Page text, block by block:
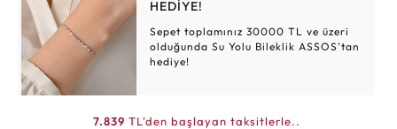
HEDİYE!
Sepet toplamınız 30000 TL ve üzeri
olduğunda Su Yolu Bileklik ASSOS'tan
hediye!
7.839 TL'den başlayan taksitlerle..